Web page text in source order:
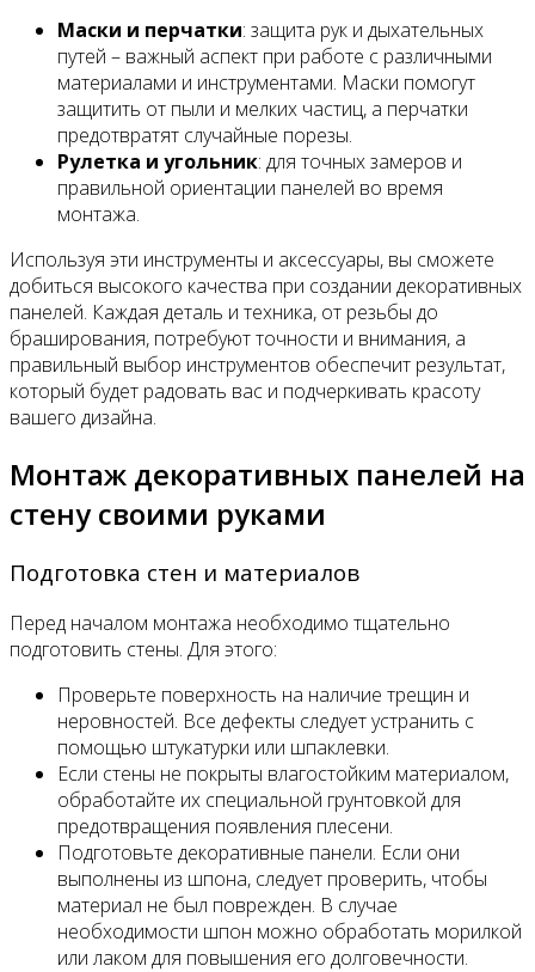
Маски и перчатки: защита рук и дыхательных
путей – важный аспект при работе с различными
материалами и инструментами. Маски помогут
защитить от пыли и мелких частиц, а перчатки
предотвратят случайные порезы.
Рулетка и угольник: для точных замеров и
правильной ориентации панелей во время
монтажа.
Используя эти инструменты и аксессуары, вы сможете
добиться высокого качества при создании декоративных
панелей. Каждая деталь и техника, от резьбы до
браширования, потребуют точности и внимания, а
правильный выбор инструментов обеспечит результат,
который будет радовать вас и подчеркивать красоту
вашего дизайна.
Монтаж декоративных панелей на
стену своими руками
Подготовка стен и материалов
Перед началом монтажа необходимо тщательно
подготовить стены. Для этого:
Проверьте поверхность на наличие трещин и
неровностей. Все дефекты следует устранить с
помощью штукатурки или шпаклевки.
Если стены не покрыты влагостойким материалом,
обработайте их специальной грунтовкой для
предотвращения появления плесени.
Подготовьте декоративные панели. Если они
выполнены из шпона, следует проверить, чтобы
материал не был поврежден. В случае
необходимости шпон можно обработать морилкой
или лаком для повышения его долговечности.